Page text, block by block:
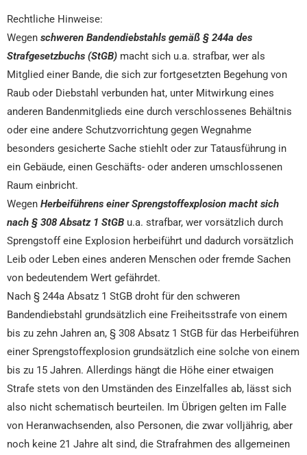
Rechtliche Hinweise:
Wegen schweren Bandendiebstahls gemäß § 244a des
Strafgesetzbuchs (StGB) macht sich u.a. strafbar, wer als
Mitglied einer Bande, die sich zur fortgesetzten Begehung von
Raub oder Diebstahl verbunden hat, unter Mitwirkung eines
anderen Bandenmitglieds eine durch verschlossenes Behältnis
oder eine andere Schutzvorrichtung gegen Wegnahme
besonders gesicherte Sache stiehlt oder zur Tatausführung in
ein Gebäude, einen Geschäfts- oder anderen umschlossenen
Raum einbricht.
Wegen Herbeiführens einer Sprengstoffexplosion macht sich
nach § 308 Absatz 1 StGB u.a. strafbar, wer vorsätzlich durch
Sprengstoff eine Explosion herbeiführt und dadurch vorsätzlich
Leib oder Leben eines anderen Menschen oder fremde Sachen
von bedeutendem Wert gefährdet.
Nach § 244a Absatz 1 StGB droht für den schweren
Bandendiebstahl grundsätzlich eine Freiheitsstrafe von einem
bis zu zehn Jahren an, § 308 Absatz 1 StGB für das Herbeiführen
einer Sprengstoffexplosion grundsätzlich eine solche von einem
bis zu 15 Jahren. Allerdings hängt die Höhe einer etwaigen
Strafe stets von den Umständen des Einzelfalles ab, lässt sich
also nicht schematisch beurteilen. Im Übrigen gelten im Falle
von Heranwachsenden, also Personen, die zwar volljährig, aber
noch keine 21 Jahre alt sind, die Strafrahmen des allgemeinen